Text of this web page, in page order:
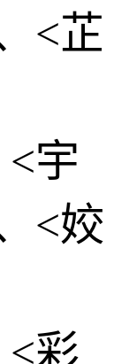
<芷
宇
<姣
<彩